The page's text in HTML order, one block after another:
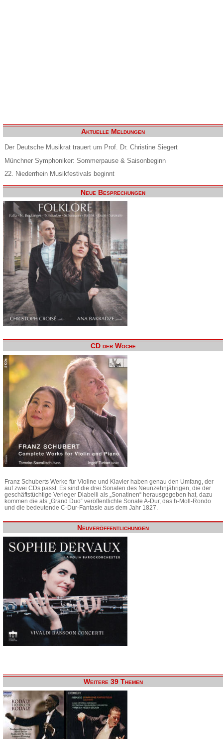
Aktuelle Meldungen
Der Deutsche Musikrat trauert um Prof. Dr. Christine Siegert
Münchner Symphoniker: Sommerpause & Saisonbeginn
22. Niederrhein Musikfestivals beginnt
Neue Besprechungen
CD der Woche
Franz Schuberts Werke für Violine und Klavier haben genau den Umfang, der
auf zwei CDs passt. Es sind die drei Sonaten des Neunzehnjährigen, die der
geschäftstüchtige Verleger Diabelli als „Sonatinen“ herausgegeben hat, dazu
kommen die als „Grand Duo“ veröffentlichte Sonate A-Dur, das h-Moll-Rondo
und die bedeutende C-Dur-Fantasie aus dem Jahr 1827.
Neuveröffentlichungen
Weitere 39 Themen